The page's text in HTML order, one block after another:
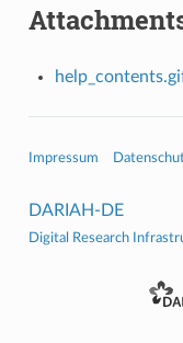
Impressum
DARIAH-DE
Digital Research